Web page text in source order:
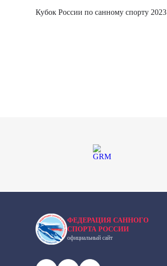
Кубок России по санному спорту 2023
ФЕДЕРАЦИЯ САННОГО
СПОРТА РОССИИ
официальный сайт